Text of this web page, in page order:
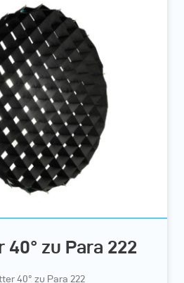
zu Para 222
40° zu Para 222